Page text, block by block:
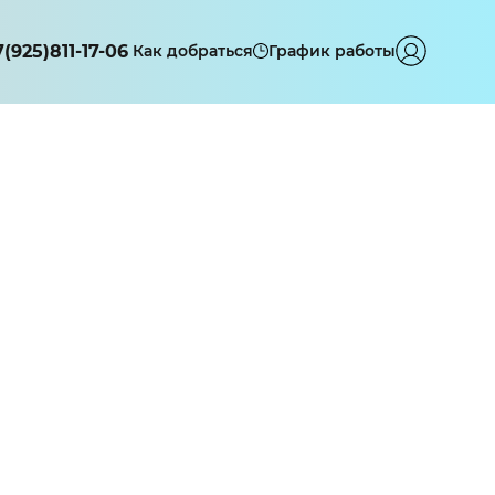
17-06 Как добраться График работы